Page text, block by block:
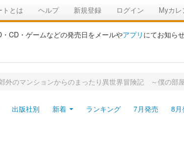
トとは ヘルプ 新規登録 ログイン Myカレ
CD・ゲームなどの発売日をメールやアプリ にてお知ら
外のマンションからのまったり異世界冒険記 ～僕の部
出版社別 新着 ランキング 7月発売 8月